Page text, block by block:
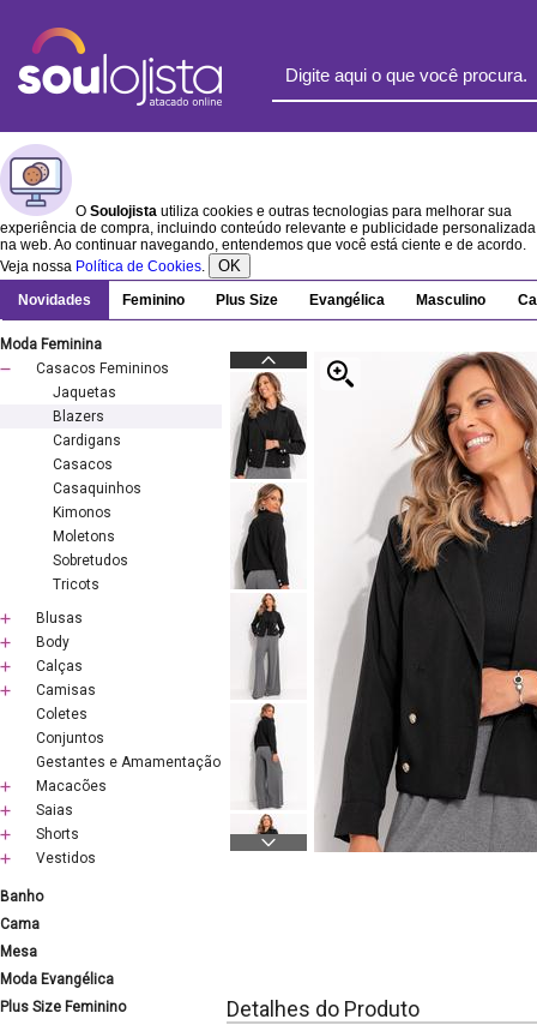
O Soulojista utiliza cookies e outras tecnologias para melhorar sua
experiência de compra, incluindo conteúdo relevante e publicidade personalizada
na web. Ao continuar navegando, entendemos que você está ciente e de acordo.
Veja nossa Política de Cookies. OK
Novidades Feminino Plus Size Evangélica Masculino
Moda Feminina
Casacos Femininos
Jaquetas
Blazers
Cardigans
Casacos
Casaquinhos
Kimonos
Moletons
Sobretudos
Tricots
Blusas
Body
Calças
Camisas
Coletes
Conjuntos
Gestantes e Amamentação
Macacões
Saias
Shorts
Vestidos
Banho
Cama
Mesa
Moda Evangélica
Plus Size Feminino
Detalhes do Produto